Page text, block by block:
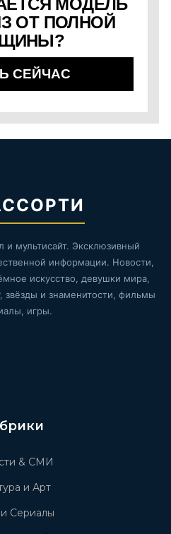
МОДЕЛЬ
ОТ ПОЛНОЙ
СЕЙЧАС
мультисайт. Эксклюзивный
информации. Новости,
искусство, девушки мира,
звёзды и знаменитости, фильмы
игры.
& СМИ
и Арт
Сериалы